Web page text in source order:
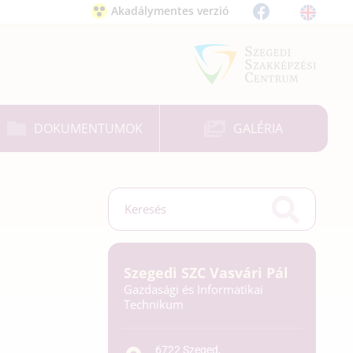
Akadálymentes verzió
DOKUMENTUMOK GALÉRIA
Szegedi SZC Vasvári Pál
Gazdasági és Informatikai
Technikum
6722 Szeged,